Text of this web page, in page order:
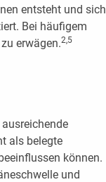
entsteht und sich
Bei häufigem
erwägen.2,5
als belegte
können.
und